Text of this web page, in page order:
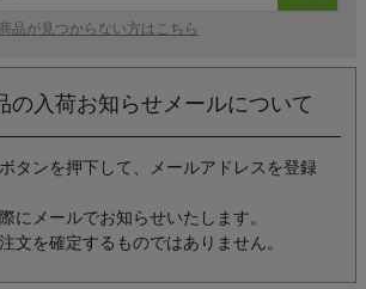
品が見つからない方はこちら
の入荷お知らせメールについて
タンを押下して、メールアドレスを登録
にメールでお知らせいたします。
文を確定するものではありません。